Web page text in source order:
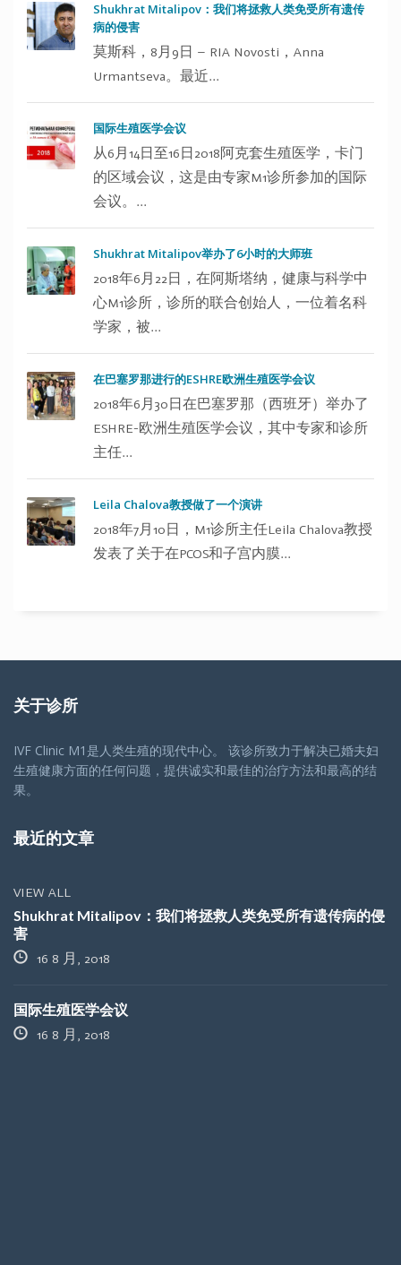
Shukhrat Mitalipov：我们将拯救人类免受所有遗传
病的侵害
莫斯科，8月9日 – RIA Novosti，Anna
Urmantseva。最近...
国际生殖医学会议
从6月14日至16日2018阿克套生殖医学，卡门
的区域会议，这是由专家M1诊所参加的国际
会议。...
Shukhrat Mitalipov举办了6小时的大师班
2018年6月22日，在阿斯塔纳，健康与科学中
心M1诊所，诊所的联合创始人，一位着名科
学家，被...
在巴塞罗那进行的ESHRE欧洲生殖医学会议
2018年6月30日在巴塞罗那（西班牙）举办了
ESHRE-欧洲生殖医学会议，其中专家和诊所
主任...
Leila Chalova教授做了一个演讲
2018年7月10日，M1诊所主任Leila Chalova教授
发表了关于在PCOS和子宫内膜...
关于诊所
IVF Clinic M1是人类生殖的现代中心。 该诊所致力于解决已婚夫妇
生殖健康方面的任何问题，提供诚实和最佳的治疗方法和最高的结
果。
最近的文章
VIEW ALL
Shukhrat Mitalipov：我们将拯救人类免受所有遗传病的侵
害
16 8 月, 2018
国际生殖医学会议
16 8 月, 2018